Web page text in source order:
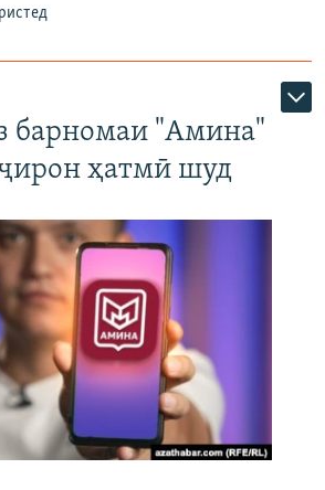
барномаи "Амина"
ҳатмӣ шуд